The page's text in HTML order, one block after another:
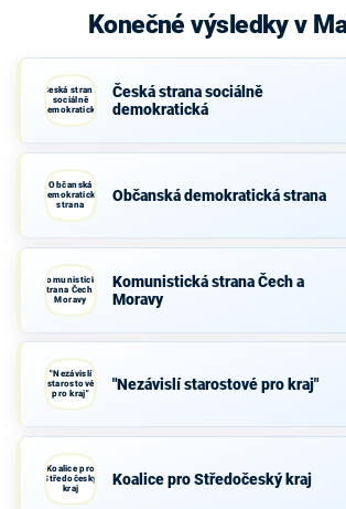
Konečné výsledky v
Česká strana
sociálně
demokratická
Česká strana sociálně
demokratická
Občanská
demokratická
strana
Občanská demokratická strana
Komunistická
strana Čech a
Moravy
Komunistická strana Čech a
Moravy
"Nezávislí
starostové
pro kraj"
"Nezávislí starostové pro kraj"
Koalice pro
Středočeský
kraj
Koalice pro Středočeský kraj